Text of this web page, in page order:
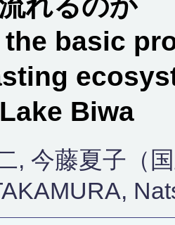
the basic
Biwa
, 今藤夏子（